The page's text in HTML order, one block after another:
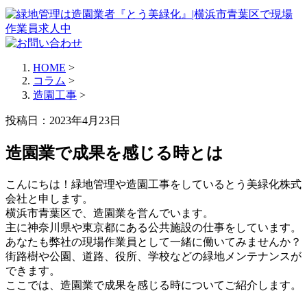
HOME >
コラム >
造園工事 >
投稿日：2023年4月23日
造園業で成果を感じる時とは
こんにちは！緑地管理や造園工事をしているとう美緑化株式
会社と申します。
横浜市青葉区で、造園業を営んでいます。
主に神奈川県や東京都にある公共施設の仕事をしています。
あなたも弊社の現場作業員として一緒に働いてみませんか？
街路樹や公園、道路、役所、学校などの緑地メンテナンスが
できます。
ここでは、造園業で成果を感じる時についてご紹介します。